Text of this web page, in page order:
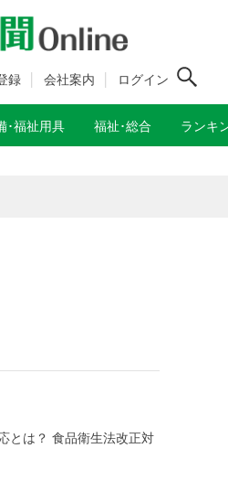
録 会社案内 ログイン
･福祉用具 福祉･総合 ランキ
は？ 食品衛生法改正対